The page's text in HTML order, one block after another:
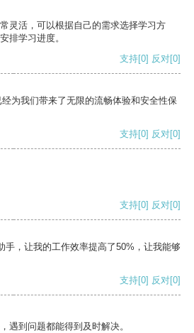
灵活，可以根据自己的需求选择学习方
排学习进度。
支持[0] 反对[0]
为我们带来了无限的流畅体验和安全性保
支持[0] 反对[0]
支持[0] 反对[0]
手，让我的工作效率提高了50%，让我能够
支持[0] 反对[0]
遇到问题都能得到及时解决。